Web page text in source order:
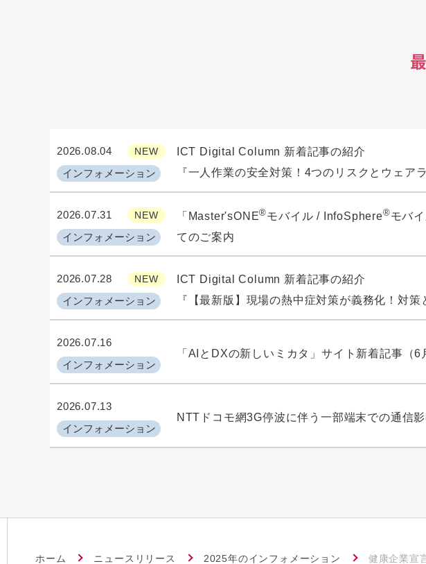
2026.08.04 NEW
インフォメーション
ICT Digital Column 新着記事の紹介
『一人作業の安全対策！4つのリスクとウェア
2026.07.31 NEW
インフォメーション
「Master'sONE®モバイル / InfoSphere®モバ
てのご案内
2026.07.28 NEW
インフォメーション
ICT Digital Column 新着記事の紹介
『【最新版】現場の熱中症対策が義務化！対
2026.07.16
インフォメーション
「AIとDXの新しいミカタ」サイト新着記事（6
2026.07.13
インフォメーション
NTTドコモ網3G停波に伴う一部端末での通信
ホーム ニュースリリース 2025年のインフォメーション 健康企業宣